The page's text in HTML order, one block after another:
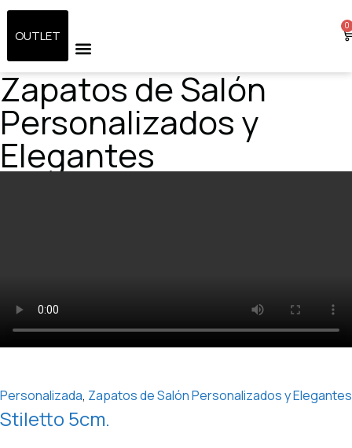
OUTLET
0
Zapatos de Salón
Personalizados y
Elegantes
Personalizada, Zapatos de Salón Personalizados y Elegantes
Stiletto 5cm.